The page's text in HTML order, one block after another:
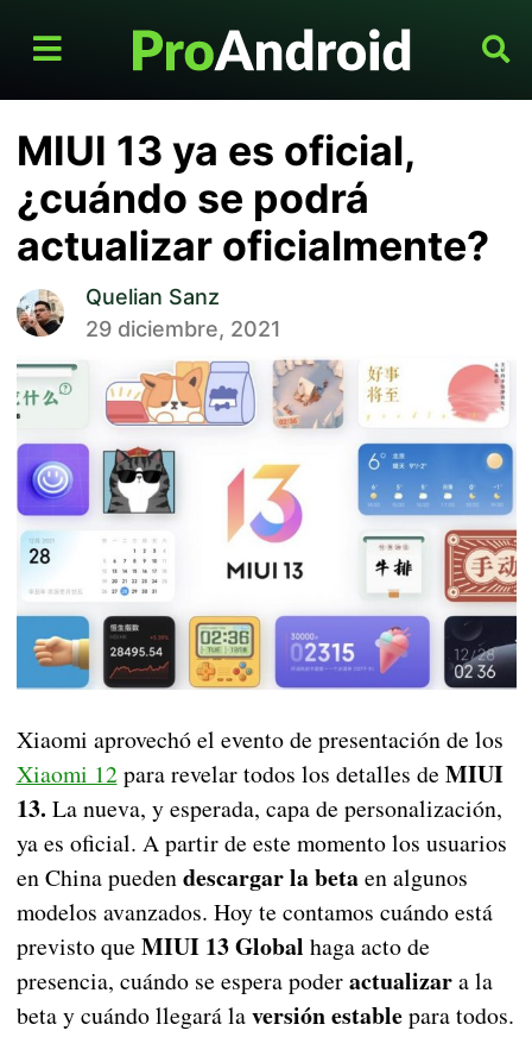
MIUI 13 ya es oficial,
¿cuándo se podrá
actualizar oficialmente?
Quelian Sanz
29 diciembre, 2021
Xiaomi aprovechó el evento de presentación de los
Xiaomi 12para revelar todos los detalles de MIUI
13. La nueva, y esperada, capa de personalización,
ya es oficial. A partir de este momento los usuarios
en China puedendescargar la betaen algunos
modelos avanzados. Hoy te contamos cuándo está
previsto que MIUI 13 Global haga acto de
presencia, cuándo se espera poderactualizara la
beta y cuándo llegará laversión establepara todos.